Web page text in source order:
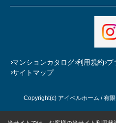
マンションカタログ 利用規約 プ
サイトマップ
Copyright(c) アイベルホーム / 有